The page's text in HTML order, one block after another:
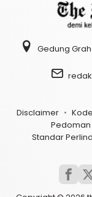
Gedung
Disclaimer
Standar